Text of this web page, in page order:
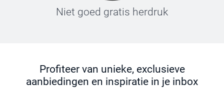
Niet goed gratis herdruk
Profiteer van unieke, exclusieve
aanbiedingen en inspiratie in je inbox